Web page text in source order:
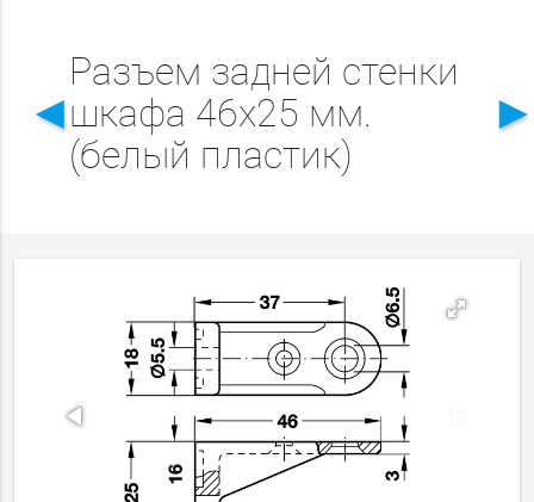
◄
Разъем задней стенки
шкафа 46х25 мм.
(белый пластик)